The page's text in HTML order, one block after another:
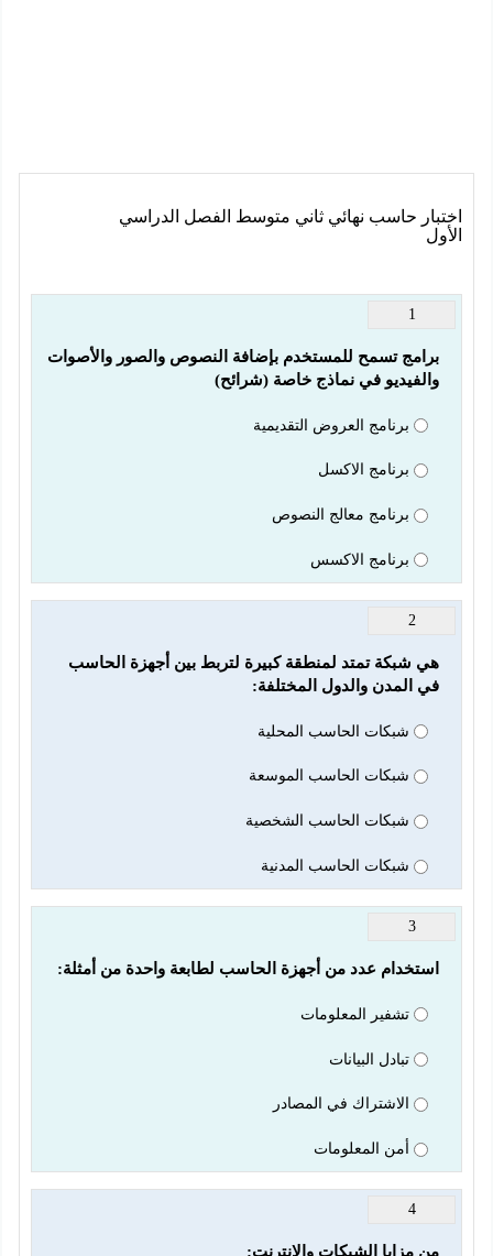
اختبار حاسب نهائي ثاني متوسط الفصل الدراسي
الأول
1
والفيديو في نماذج خاصة (شرائح)
برنامج العروض التقديمية
برنامج الاكسل
برنامج معالج النصوص
برنامج الاكسس
2
في المدن والدول المختلفة:
شبكات الحاسب المحلية
شبكات الحاسب الموسعة
شبكات الحاسب الشخصية
شبكات الحاسب المدنية
3
استخدام عدد من أجهزة الحاسب لطابعة واحدة من أمثلة:
تشفير المعلومات
تبادل البيانات
الاشتراك في المصادر
أمن المعلومات
4
​من مزايا الشبكات والإنترنت: